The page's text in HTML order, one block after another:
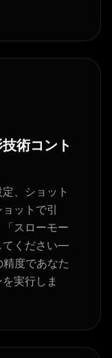
術コント
、ショット
ットで引
スローモー
てください—
度であなた
実行しま